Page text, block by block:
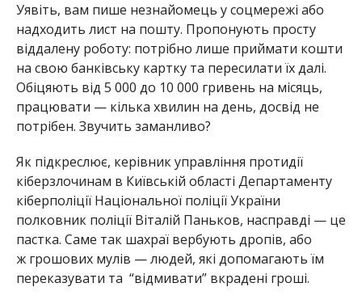
Уявіть, вам пише незнайомець у соцмережі або
надходить лист на пошту. Пропонують просту
віддалену роботу: потрібно лише приймати кошти
на свою банківську картку та пересилати їх далі.
Обіцяють від 5 000 до 10 000 гривень на місяць,
працювати — кілька хвилин на день, досвід не
потрібен. Звучить заманливо?
Як підкреслює, керівникуправління протидії
кіберзлочинам в Київській області Департаменту
кіберполіції Національної поліції України
полковник поліції Віталій Паньков, насправді — це
пастка. Саме так шахраї вербують дропів, або
ж грошових мулів — людей, які допомагають їм
переказувати та “відмивати” вкрадені гроші.